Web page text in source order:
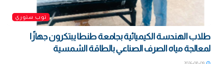
توب ستوري
طلاب الهندسة الكيميائية بجامعة طنطا يبتكرون جهازًا
لمعالجة مياه الصرف الصناعي بالطاقة الشمسية